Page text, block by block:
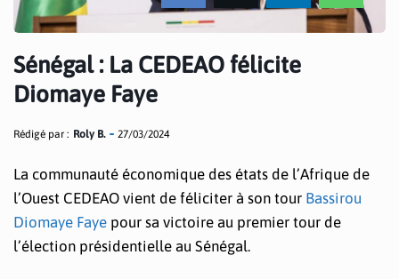
Sénégal : La CEDEAO félicite
Diomaye Faye
Rédigé par : Roly B. 27/03/2024
La communauté économique des états de l’Afrique de
l’Ouest CEDEAO vient de féliciter à son tour Bassirou
Diomaye Faye pour sa victoire au premier tour de
l’élection présidentielle au Sénégal.